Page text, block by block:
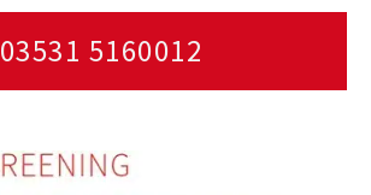
03531 5160012